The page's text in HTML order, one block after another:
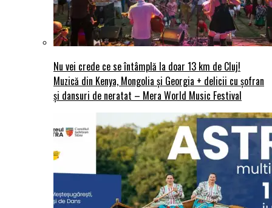
Nu vei crede ce se întâmplă la doar 13 km de Cluj!
Muzică din Kenya, Mongolia și Georgia + delicii cu șofran
și dansuri de neratat – Mera World Music Festival